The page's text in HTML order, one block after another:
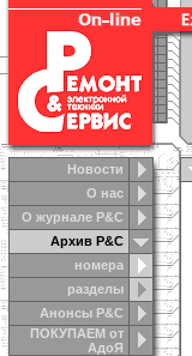
Новости
О нас
О журнале Р&С
Архив Р&С
номера
разделы
Анонсы Р&C
ПОКУПАЕМ от
АдоЯ